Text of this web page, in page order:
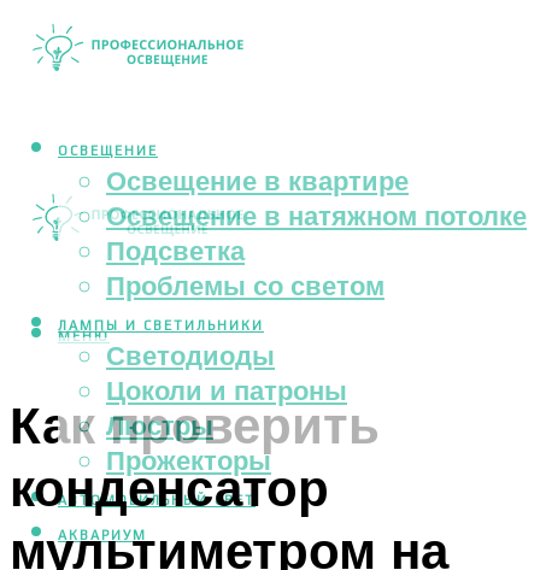
ОСВЕЩЕНИЕ
Освещение в квартире
Освещение в натяжном потолке
Подсветка
Проблемы со светом
ЛАМПЫ И СВЕТИЛЬНИКИ
Светодиоды
Цоколи и патроны
Люстры
Прожекторы
АВТОМОБИЛЬНЫЙ СВЕТ
АКВАРИУМ
МЕНЮ
Как проверить
конденсатор
мультиметром на